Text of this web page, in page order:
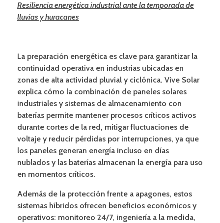
Resiliencia energética industrial ante la temporada de
lluvias y huracanes
La preparación energética es clave para garantizar la
continuidad operativa en industrias ubicadas en
zonas de alta actividad pluvial y ciclónica. Vive Solar
explica cómo la combinación de paneles solares
industriales y sistemas de almacenamiento con
baterías permite mantener procesos críticos activos
durante cortes de la red, mitigar fluctuaciones de
voltaje y reducir pérdidas por interrupciones, ya que
los paneles generan energía incluso en días
nublados y las baterías almacenan la energía para uso
en momentos críticos.
Además de la protección frente a apagones, estos
sistemas híbridos ofrecen beneficios económicos y
operativos: monitoreo 24/7, ingeniería a la medida,